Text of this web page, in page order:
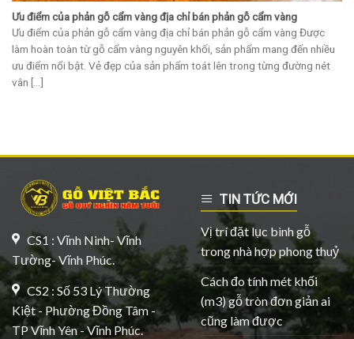
Ưu điểm của phản gỗ cẩm vàng địa chỉ bán phản gỗ cẩm vàng
Ưu điểm của phản gỗ cẩm vàng địa chỉ bán phản gỗ cẩm vàng Được
làm hoàn toàn từ gỗ cẩm vàng nguyên khối, sản phẩm mang đến nhiều
ưu điểm nổi bật. Vẻ đẹp của sản phẩm toát lên trong từng đường nét
vân [...]
CS1 : Vĩnh Ninh- Vĩnh
Tường- Vĩnh Phúc.
CS2 : Số 53 Lý Thường
Kiệt - Phường Đồng Tâm -
TP Vĩnh Yên - Vĩnh Phúc.
TIN TỨC MỚI
Vị trí đặt lục bình gỗ
trong nhà hợp phong thuỷ
Cách đo tính mét khối
(m3) gỗ tròn đơn giản ai
cũng làm được